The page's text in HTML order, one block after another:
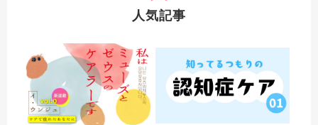
人気記事